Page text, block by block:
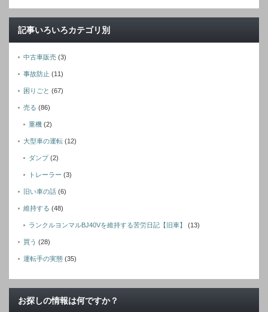
記事いろいろカテゴリ別
中古車販売 (3)
事故防止 (11)
困りごと (67)
売る (86)
重機 (2)
大型車の運転 (12)
ダンプ(2)
トレーラー (3)
旧い車の話 (6)
維持する (48)
ランクルヨンマルBJ40Vを維持する苦労日記【旧車】 (13)
買う (28)
運転手の実態 (35)
お探しの情報は何ですか？